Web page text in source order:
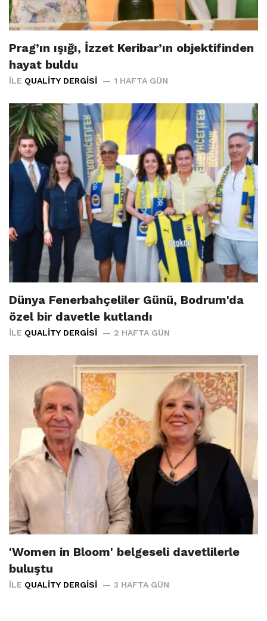
Prag’ın ışığı, İzzet Keribar’ın objektifinden
hayat buldu
İLE QUALITY DERGISI 1 HAFTA GÜN
Dünya Fenerbahçeliler Günü, Bodrum'da
özel bir davetle kutlandı
İLE QUALITY DERGISI 2 HAFTA GÜN
'Women in Bloom' belgeseli davetlilerle
buluştu
İLE QUALITY DERGISI 3 HAFTA GÜN